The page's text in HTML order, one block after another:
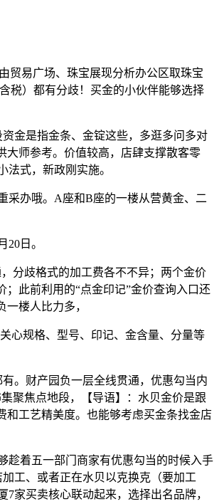
易广场、珠宝展现分析办公区取珠宝
税）都有分歧！买金的小伙伴能够选择
金是指金条、金锭这些，多逛多问多对
大师参考。价值较高，店肆支撑散客零
式，新政刚实施。
办哦。A座和B座的一楼从营黄金、二
日。
分歧格式的加工费各不不异；两个金价
此前利用的“点金印记”金价查询入口还
楼人比力多，
心规格、型号、印记、金含量、分量等
。财产园负一层全线贯通，优惠勾当内
聚焦点地段，【导语】：水贝金价是跟
和工艺精美度。也能够考虑买金条找金店
着五一部门商家有优惠勾当的时候入手
工、或者正在水贝以克换克（要加工
家买卖核心联动起来，选择出名品牌，